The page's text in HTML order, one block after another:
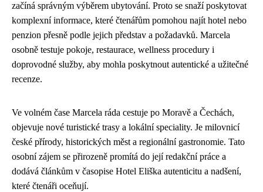
začíná správným výběrem ubytování. Proto se snaží poskytovat
komplexní informace, které čtenářům pomohou najít hotel nebo
penzion přesně podle jejich představ a požadavků. Marcela
osobně testuje pokoje, restaurace, wellness procedury i
doprovodné služby, aby mohla poskytnout autentické a užitečné
recenze.
Ve volném čase Marcela ráda cestuje po Moravě a Čechách,
objevuje nové turistické trasy a lokální speciality. Je milovnicí
české přírody, historických měst a regionální gastronomie. Tato
osobní zájem se přirozeně promítá do její redakční práce a
dodává článkům v časopise Hotel Eliška autenticitu a nadšení,
které čtenáři oceňují.